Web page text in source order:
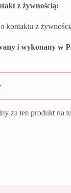
z żywnością:
kontaktu z
i wykonany w
za ten produkt na